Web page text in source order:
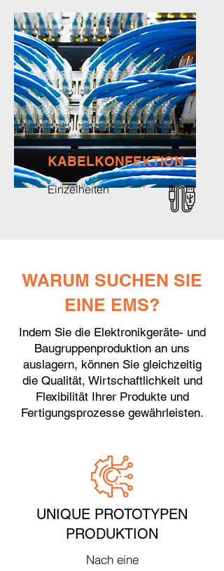
KABELKONFEKTION
Einzelheiten
WARUM SUCHEN SIE
EINE EMS?
Indem Sie die Elektronikgeräte- und
Baugruppenproduktion an uns
auslagern, können Sie gleichzeitig
die Qualität, Wirtschaftlichkeit und
Flexibilität Ihrer Produkte und
Fertigungsprozesse gewährleisten.
UNIQUE PROTOTYPEN
PRODUKTION
Nach eine